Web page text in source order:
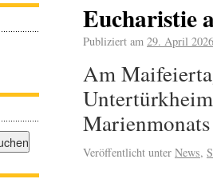
Eucharistie
Publiziert am 29. April 2026
Am
Veröffentlicht unter News,